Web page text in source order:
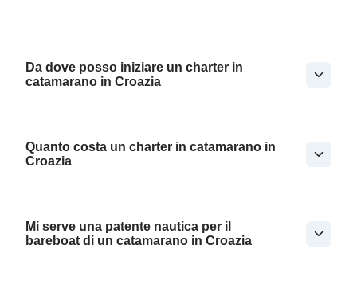
Da dove posso iniziare un charter in
catamarano in Croazia
Quanto costa un charter in catamarano in
Croazia
Mi serve una patente nautica per il
bareboat di un catamarano in Croazia